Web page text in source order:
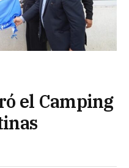
el Camping